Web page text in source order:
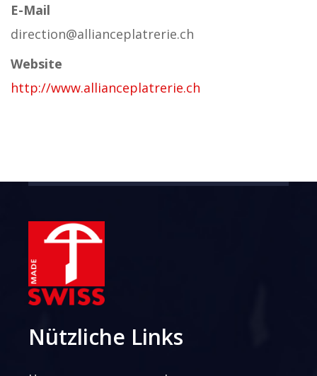
E-Mail
direction@allianceplatrerie.ch
Website
http://www.allianceplatrerie.ch
Nützliche Links